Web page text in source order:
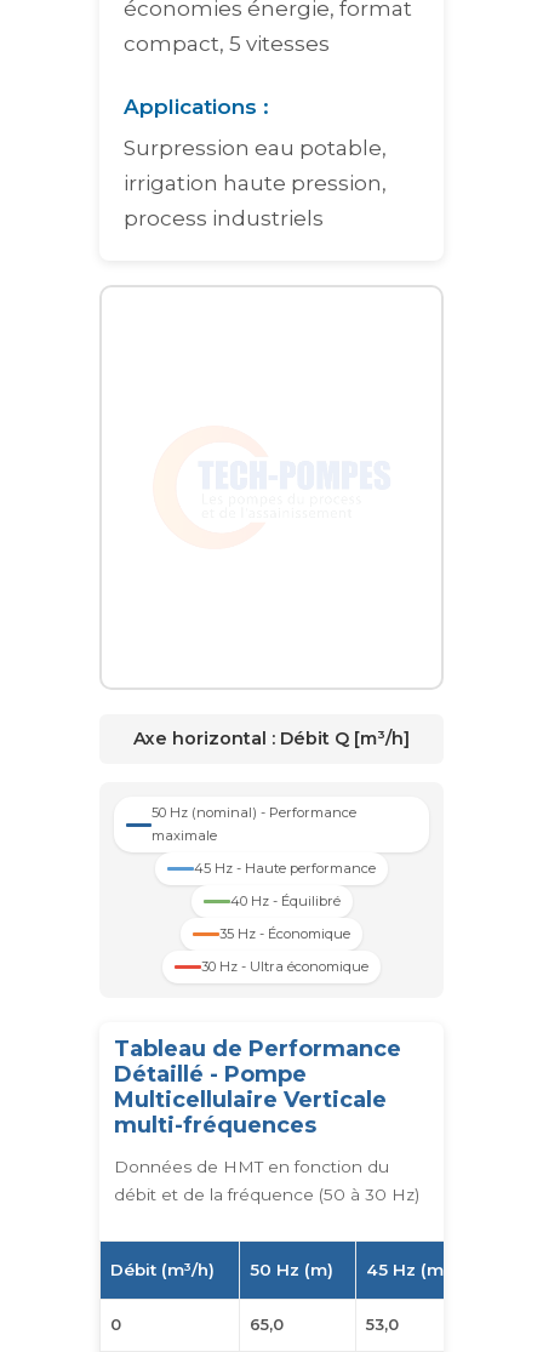
économies énergie, format
compact, 5 vitesses
Applications :
Surpression eau potable,
irrigation haute pression,
process industriels
Graphique interactif des courbes de performance pour la
Axe horizontal : Débit Q [m³/h]
50 Hz (nominal) - Performance
maximale
45 Hz - Haute performance
40 Hz - Équilibré
35 Hz - Économique
30 Hz - Ultra économique
Tableau de Performance
Détaillé - Pompe
Multicellulaire Verticale
multi-fréquences
Données de HMT en fonction du
débit et de la fréquence (50 à 30 Hz)
Débit (m³/h) 50 Hz (m) 45 Hz (m)
0 65,0 53,0